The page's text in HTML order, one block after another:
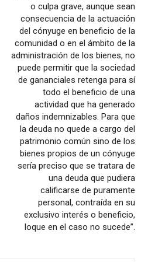
o culpa grave, aunque sean
consecuencia de la actuación
del cónyuge en beneficio de la
comunidad o en el ámbito de la
administración de los bienes, no
puede permitir que la sociedad
de gananciales retenga para sí
todo el beneficio de una
actividad que ha generado
daños indemnizables. Para que
la deuda no quede a cargo del
patrimonio común sino de los
bienes propios de un cónyuge
sería preciso que se tratara de
una deuda que pudiera
calificarse de puramente
personal, contraída en su
exclusivo interés o beneficio,
loque en el caso no sucede”.